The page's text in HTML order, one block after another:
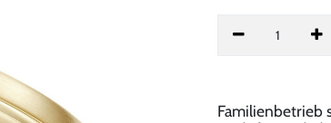
Familienbetrieb